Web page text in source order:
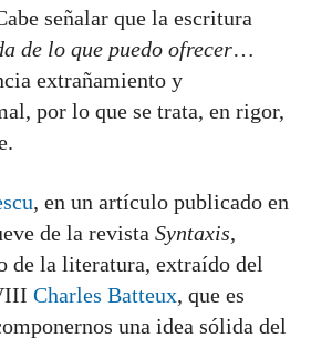
señalar que la escritura
de lo que puedo ofrecer…
extrañamiento y
por lo que se trata, en rigor,
, en un artículo publicado en
de la revista Syntaxis,
de la literatura, extraído del
Charles Batteux, que es
una idea sólida del